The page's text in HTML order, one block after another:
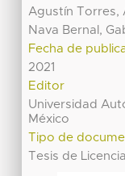
Agustín Torres,
Nava Bernal,
Fecha de
2021
Editor
Universidad
México
Tipo de
Tesis de